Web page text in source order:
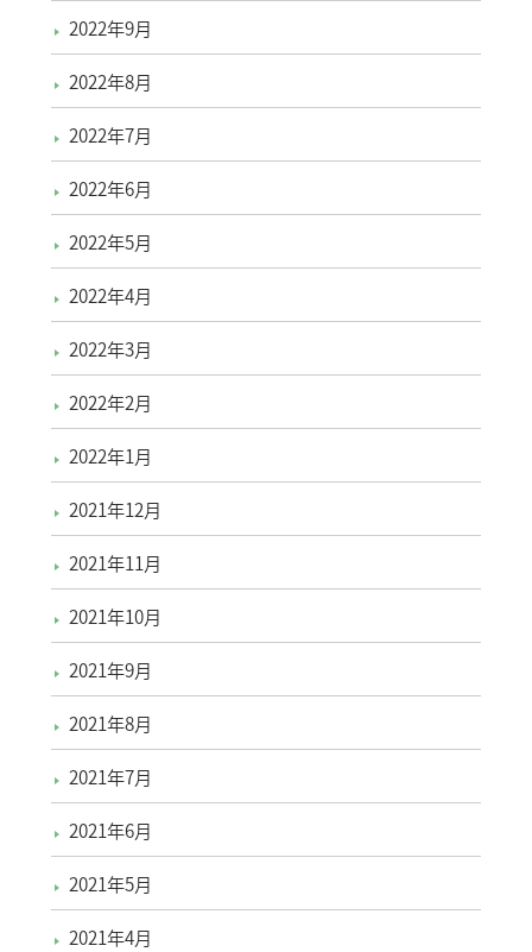
2022年9月
2022年8月
2022年7月
2022年6月
2022年5月
2022年4月
2022年3月
2022年2月
2022年1月
2021年12月
2021年11月
2021年10月
2021年9月
2021年8月
2021年7月
2021年6月
2021年5月
2021年4月